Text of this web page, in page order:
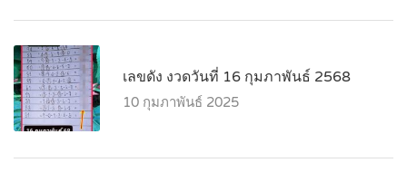
เลขดัง งวดวันที่ 16 กุมภาพันธ์ 2568
10 กุมภาพันธ์ 2025